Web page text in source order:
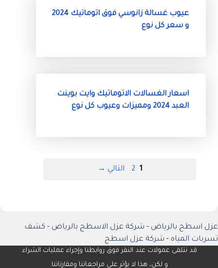
عيوب غسالة زانوسي فوق اتوماتيك 2024
و سعر كل نوع
اسعار الغسالات الاتوماتيك وايت بوينت
العبد 2024 ومميزات وعيوب كل نوع
Page
1
Page
2 التالي →
عزل اسطح بالرياض - شركة عزل الاسطح بالرياض - كشف
تسربات المياه - شركة عزل اسطح
قد نتلقى عمولات عند النقر فوق روابطنا وإجراء عمليات الشراء.
و لكن، هذا لا يؤثر على مراجعاتنا ومقارناتنا.